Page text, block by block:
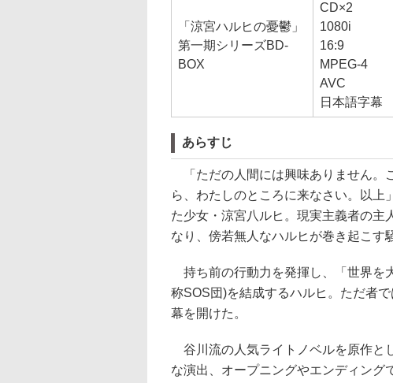
「涼宮ハルヒの憂鬱」
第一期シリーズBD-
BOX
CD×2
1080i
16:9
MPEG-4
AVC
日本語字幕
あらすじ
「ただの人間には興味ありません。
ら、わたしのところに来なさい。以上
た少女・涼宮八ルヒ。現実主義者の主
なり、傍若無人なハルヒが巻き起こ
持ち前の行動力を発揮し、「世界を
称SOS団)を結成するハルヒ。ただ者
幕を開けた。
谷川流の人気ライトノベルを原作と
な演出、オープニングやエンディング